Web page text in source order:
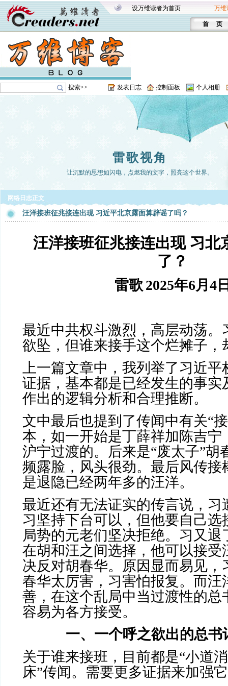
设万维读者为首页 万维
首 页
搜索>> 发表日志 控制面板 个人相册
雷歌视角
让沉默的思想如闪电，点燃我的文字，照亮这个世界。
网络日志正文
汪洋接班征兆接连出现 习近平北京露面算辟谣了吗？
汪洋接班征兆接连出现 习北
了？
雷歌 2025年6月 4
最近中共权斗激烈，高层动荡。
欲坠，但谁来接手这个烂摊子，
上一篇文章中，我列举了习近
证据，基本都是已经发生的事实
作出的逻辑分析和合理推断。
文中最后也提到了传闻中有关“
本，如一开始是丁薛祥加陈吉宁
沪宁过渡的。后来是“废太子”胡
频露脸，风头很劲。最后风传接
是退隐已经两年多的汪洋。
最近还有无法证实的传言说，习
习坚持下台可以，但他要自己选
局势的元老们坚决拒绝。习又退
在胡和汪之间选择，他可以接受
决反对胡春华。原因显而易见，
春华太厉害，习害怕报复。而汪
善，在这个乱局中当过渡性的总
容易为各方接受。
一、一个呼之欲出的总书
关于谁来接班，目前都是“小道
床”传闻。需要更多证据来加强